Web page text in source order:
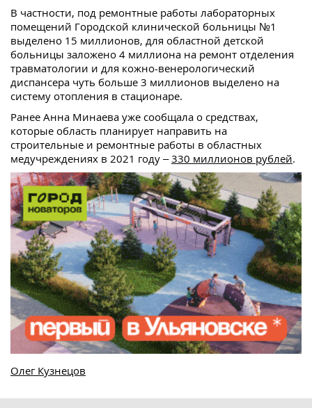
В частности, под ремонтные работы лабораторных
помещений Городской клинической больницы №1
выделено 15 миллионов, для областной детской
больницы заложено 4 миллиона на ремонт отделения
травматологии и для кожно-венерологический
диспансера чуть больше 3 миллионов выделено на
систему отопления в стационаре.
Ранее Анна Минаева уже сообщала о средствах,
которые область планирует направить на
строительные и ремонтные работы в областных
медучреждениях в 2021 году –330 миллионов рублей.
Олег Кузнецов